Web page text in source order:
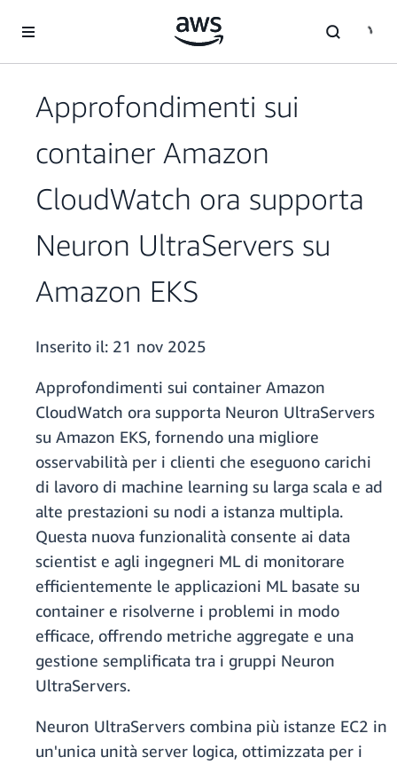
Approfondimenti sui
container Amazon
CloudWatch ora supporta
Neuron UltraServers su
Amazon EKS
Inserito il: 21 nov 2025
Approfondimenti sui container Amazon
CloudWatch ora supporta Neuron UltraServers
su Amazon EKS, fornendo una migliore
osservabilità per i clienti che eseguono carichi
di lavoro di machine learning su larga scala e ad
alte prestazioni su nodi a istanza multipla.
Questa nuova funzionalità consente ai data
scientist e agli ingegneri ML di monitorare
efficientemente le applicazioni ML basate su
container e risolverne i problemi in modo
efficace, offrendo metriche aggregate e una
gestione semplificata tra i gruppi Neuron
UltraServers.
Neuron UltraServers combina più istanze EC2 in
un'unica unità server logica, ottimizzata per i